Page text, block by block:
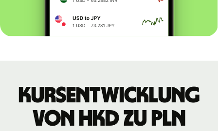
Kursentwicklung
von HKD zu PLN